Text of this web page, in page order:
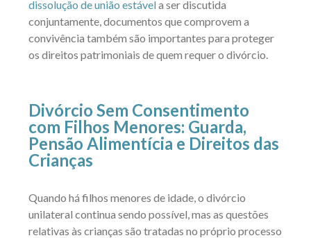
dissolução de união estávela ser discutida
conjuntamente, documentos que comprovem a
convivência também são importantes para proteger
os direitos patrimoniais de quem requer o divórcio.
Divórcio Sem Consentimento
com Filhos Menores: Guarda,
Pensão Alimentícia e Direitos das
Crianças
Quando há filhos menores de idade, o divórcio
unilateral continua sendo possível, mas as questões
relativas às crianças são tratadas no próprio processo